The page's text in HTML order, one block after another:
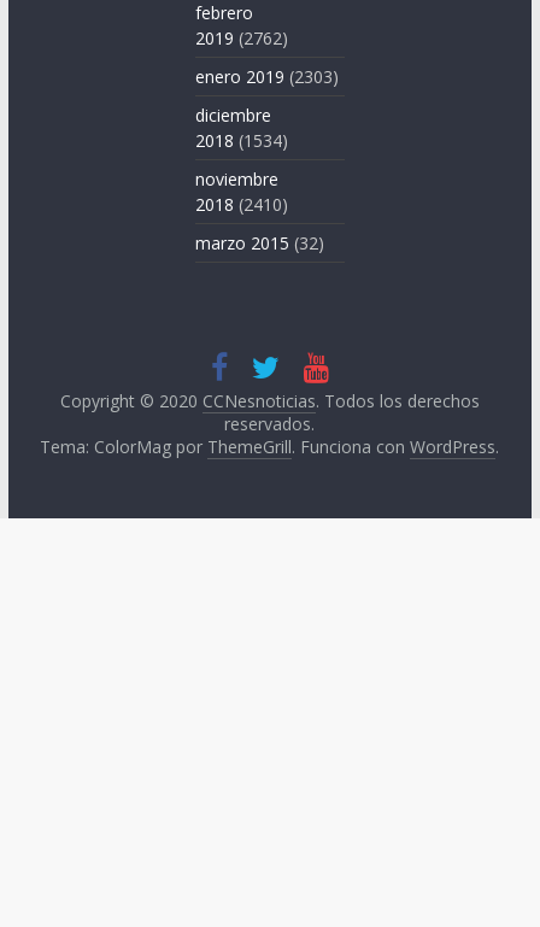
febrero
2019 (2762)
enero 2019 (2303)
diciembre
2018 (1534)
noviembre
2018 (2410)
marzo 2015 (32)
Copyright © 2020 CCNesnoticias. Todos los derechos
reservados.
Tema: ColorMag por ThemeGrill. Funciona conWordPress.